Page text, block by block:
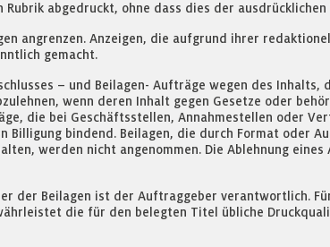
abgedruckt, ohne dass dies der
angrenzen. Anzeigen, die aufgrund ihrer
gemacht.
– und Beilagen- Aufträge wegen des
wenn deren Inhalt gegen Gesetze oder
die bei Geschäftsstellen, Annahmestellen oder
bindend. Beilagen, die durch Format oder
werden nicht angenommen. Die Ablehnung
der Beilagen ist der Auftraggeber verantwortlich.
die für den belegten Titel übliche